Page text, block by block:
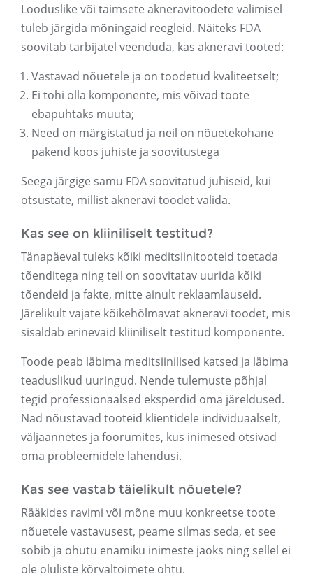
Looduslike või taimsete akneravitoodete valimisel
tuleb järgida mõningaid reegleid. Näiteks FDA
soovitab tarbijatel veenduda, kas akneravi tooted:
Vastavad nõuetele ja on toodetud kvaliteetselt;
Ei tohi olla komponente, mis võivad toote
ebapuhtaks muuta;
Need on märgistatud ja neil on nõuetekohane
pakend koos juhiste ja soovitustega
Seega järgige samu FDA soovitatud juhiseid, kui
otsustate, millist akneravi toodet valida.
Kas see on kliiniliselt testitud?
Tänapäeval tuleks kõiki meditsiinitooteid toetada
tõenditega ning teil on soovitatav uurida kõiki
tõendeid ja fakte, mitte ainult reklaamlauseid.
Järelikult vajate kõikehõlmavat akneravi toodet, mis
sisaldab erinevaid kliiniliselt testitud komponente.
Toode peab läbima meditsiinilised katsed ja läbima
teaduslikud uuringud. Nende tulemuste põhjal
tegid professionaalsed eksperdid oma järeldused.
Nad nõustavad tooteid klientidele individuaalselt,
väljaannetes ja foorumites, kus inimesed otsivad
oma probleemidele lahendusi.
Kas see vastab täielikult nõuetele?
Rääkides ravimi või mõne muu konkreetse toote
nõuetele vastavusest, peame silmas seda, et see
sobib ja ohutu enamiku inimeste jaoks ning sellel ei
ole oluliste kõrvaltoimete ohtu.